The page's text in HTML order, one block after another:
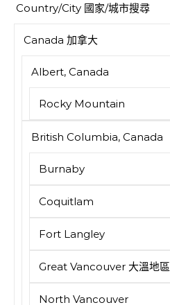
Country/City 國家/城市搜尋
Canada 加拿大
Albert, Canada
Rocky Mountain
British Columbia, Canada
Burnaby
Coquitlam
Fort Langley
Great Vancouver 大溫地區
North Vancouver